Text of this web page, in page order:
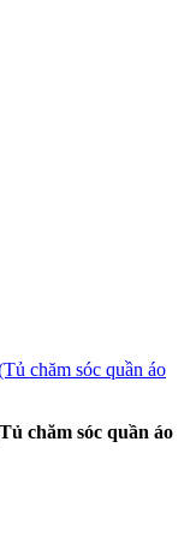
chăm sóc quần áo